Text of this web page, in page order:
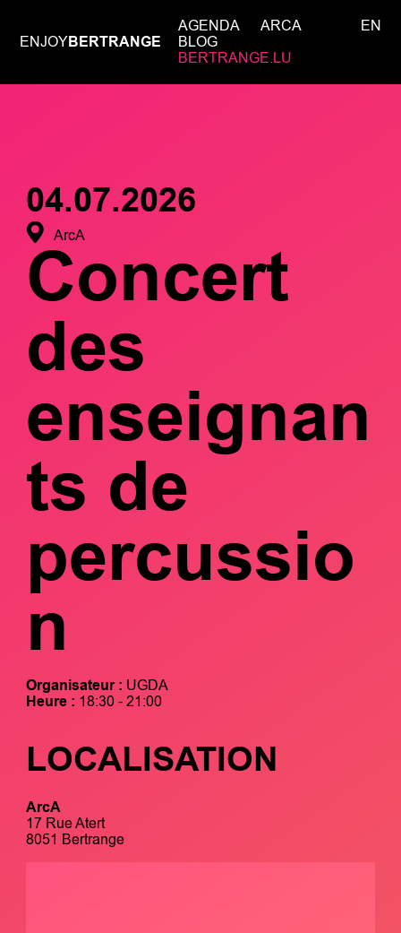
ENJOYBERTRANGE
AGENDA
ARCA
BLOG
BERTRANGE.LU
EN
04.07.2026
ArcA
Concert
des
enseignan
ts de
percussio
n
Organisateur : UGDA
Heure : 18:30 - 21:00
LOCALISATION
ArcA
17 Rue Atert
8051 Bertrange